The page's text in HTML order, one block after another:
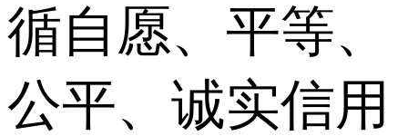
循自愿、平等、
公平、诚实信用